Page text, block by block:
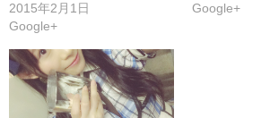
2015年2月1日
Google+
Google+